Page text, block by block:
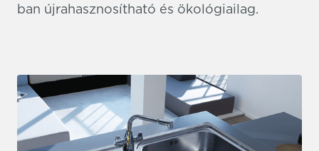
ban újrahasznosítható és ökológiailag.